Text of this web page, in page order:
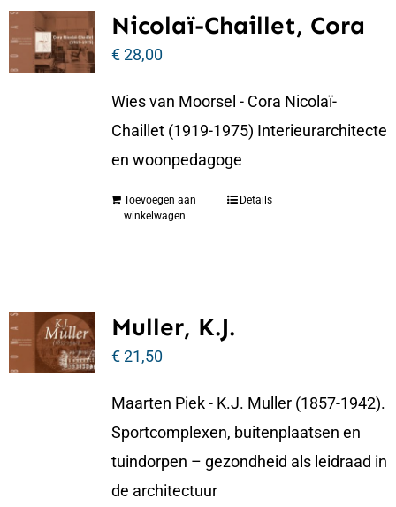
Nicolaï-Chaillet, Cora
€28,00
Wies van Moorsel - Cora Nicolaï-
Chaillet (1919-1975) Interieurarchitecte
en woonpedagoge
Toevoegen aan
winkelwagen
Details
Muller, K.J.
€21,50
Maarten Piek - K.J. Muller (1857-1942).
Sportcomplexen, buitenplaatsen en
tuindorpen – gezondheid als leidraad in
de architectuur